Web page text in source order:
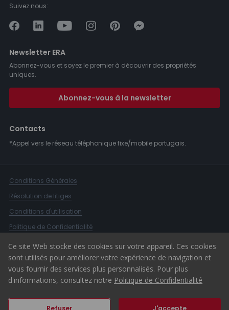
Suivez nous:
Newsletter ERA
Abonnez-vous et soyez le premier à découvrir des propriétés
uniques.
Abonnez-vous à la newsletter
Contacts
*Appel vers le réseau téléphonique fixe/mobile portugais.
Conditions Générales
Résolution de litiges
Conditions d'utilisation
Politique de Confidentialité
Livre de Réclamations
Canal d'alerte
© 2026 ERA Portugal
Ce site Web stocke des cookies sur votre appareil. Ces cookies
sont utilisés pour améliorer votre expérience de navigation et
vous fournir des services plus personnalisés. Pour plus
d'informations, consultez notre Politique de Confidentialité
Refuser J'accepte